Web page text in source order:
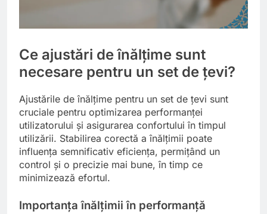
Ce ajustări de înălțime sunt
necesare pentru un set de țevi?
Ajustările de înălțime pentru un set de țevi sunt
cruciale pentru optimizarea performanței
utilizatorului și asigurarea confortului în timpul
utilizării. Stabilirea corectă a înălțimii poate
influența semnificativ eficiența, permițând un
control și o precizie mai bune, în timp ce
minimizează efortul.
Importanța înălțimii în performanță